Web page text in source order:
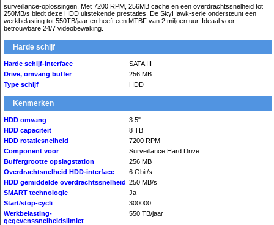
surveillance-oplossingen. Met 7200 RPM, 256MB cache en een overdrachtssnelheid tot
250MB/s biedt deze HDD uitstekende prestaties. De SkyHawk-serie ondersteunt een
werkbelasting tot 550TB/jaar en heeft een MTBF van 2 miljoen uur. Ideaal voor
betrouwbare 24/7 videobewaking.
Harde schijf
Harde schijf-interface
SATA III
Drive, omvang buffer
256 MB
Type schijf
HDD
Kenmerken
HDD omvang
3.5"
HDD capaciteit
8 TB
HDD rotatiesnelheid
7200 RPM
Component voor
Surveillance Hard Drive
Buffergrootte opslagstation
256 MB
Overdrachtsnelheid HDD-interface
6 Gbit/s
HDD gemiddelde overdrachtssnelheid 250 MB/s
SMART technologie
Ja
Start/stop-cycli
300000
Werkbelasting-
gegevenssnelheidslimiet
550 TB/jaar